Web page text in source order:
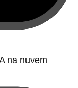
na nuvem